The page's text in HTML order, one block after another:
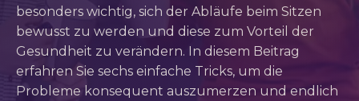
besonders wichtig, sich der Abläufe beim Sitzen
bewusst zu werden und diese zum Vorteil der
Gesundheit zu verändern. In diesem Beitrag
erfahren Sie sechs einfache Tricks, um die
Probleme konsequent auszumerzen und endlich